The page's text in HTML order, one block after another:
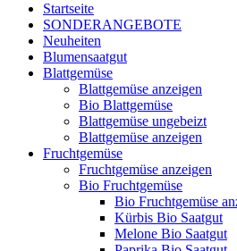
Startseite
SONDERANGEBOTE
Neuheiten
Blumensaatgut
Blattgemüse
Blattgemüse anzeigen
Bio Blattgemüse
Blattgemüse ungebeizt
Blattgemüse anzeigen
Fruchtgemüse
Fruchtgemüse anzeigen
Bio Fruchtgemüse
Bio Fruchtgemüse
Kürbis Bio Saatgut
Melone Bio Saatgut